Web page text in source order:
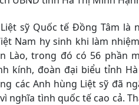
sỹ Quốc tế Đồng Tâm là
Nam hy sinh khi làm
Lào, trong đó có 56 phần
kính, đoàn đại biểu tỉnh
các Anh hùng Liệt sỹ đã
nghĩa tình quốc tế cao cả.